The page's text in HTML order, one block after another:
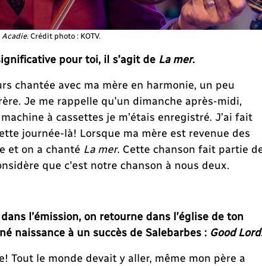
Acadie. Crédit photo : KOTV.
pour toi, il s’agit de La mer.
chantée avec ma mère en harmonie, un peu
Je me rappelle qu’un dimanche après-midi,
à cassettes je m’étais enregistré. J’ai fait
journée-là! Lorsque ma mère est revenue des
et on a chanté La mer. Cette chanson fait partie
que c'est notre chanson à nous deux.
l’émission, on retourne dans l’église de ton
naissance à un succès de Salebarbes : Good Lord
Tout le monde devait y aller, même mon père a